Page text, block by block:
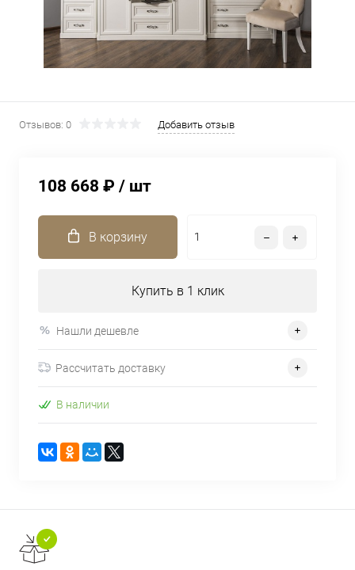
Отзывов: 0 Добавить отзыв
108 668 ₽ / шт
В корзину
Купить в 1 клик
Нашли дешевле
Рассчитать доставку
В наличии